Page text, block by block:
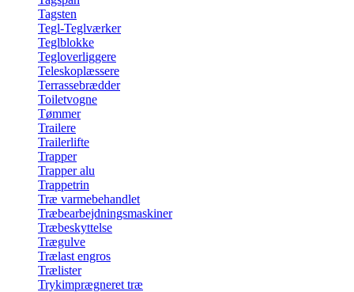
Tagsten
Tegl-Teglværker
Teglblokke
Tegloverliggere
Teleskoplæssere
Terrassebrædder
Toiletvogne
Tømmer
Trailere
Trailerlifte
Trapper
Trapper alu
Trappetrin
Træ varmebehandlet
Træbearbejdningsmaskiner
Træbeskyttelse
Trægulve
Trælast engros
Trælister
Trykimprægneret træ